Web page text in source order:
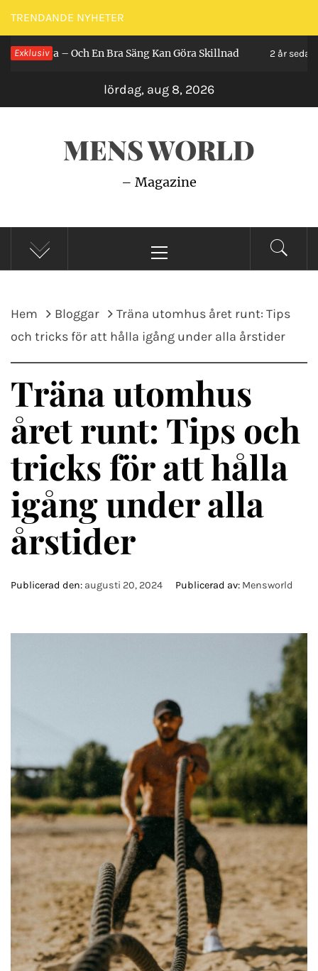
Hoppa
till
innehåll
TRENDANDE NYHETER
Exklusiv
– Och En Bra Säng Kan Göra Skillnad 2 år sedan Så
lördag, aug 8, 2026
MENS WORLD
– Magazine
meny
Hem Bloggar
Träna utomhus året runt: Tips
och tricks för att hålla igång under alla årstider
Träna utomhus
året runt: Tips och
tricks för att hålla
igång under alla
årstider
Publicerad den: augusti 20, 2024 Publicerad av: Mensworld